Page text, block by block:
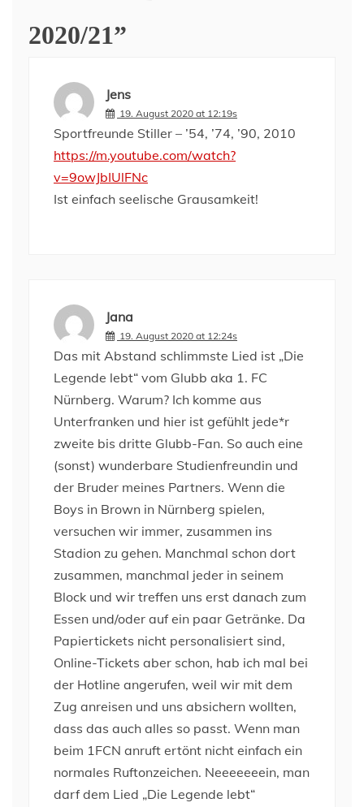
2020/21”
Jens
19. August 2020 at 12:19s
Sportfreunde Stiller – ’54, ’74, ’90, 2010
https://m.youtube.com/watch?
v=9owJbIUlFNc
Ist einfach seelische Grausamkeit!
Jana
19. August 2020 at 12:24s
Das mit Abstand schlimmste Lied ist „Die
Legende lebt“ vom Glubb aka 1. FC
Nürnberg. Warum? Ich komme aus
Unterfranken und hier ist gefühlt jede*r
zweite bis dritte Glubb-Fan. So auch eine
(sonst) wunderbare Studienfreundin und
der Bruder meines Partners. Wenn die
Boys in Brown in Nürnberg spielen,
versuchen wir immer, zusammen ins
Stadion zu gehen. Manchmal schon dort
zusammen, manchmal jeder in seinem
Block und wir treffen uns erst danach zum
Essen und/oder auf ein paar Getränke. Da
Papiertickets nicht personalisiert sind,
Online-Tickets aber schon, hab ich mal bei
der Hotline angerufen, weil wir mit dem
Zug anreisen und uns absichern wollten,
dass das auch alles so passt. Wenn man
beim 1FCN anruft ertönt nicht einfach ein
normales Ruftonzeichen. Neeeeeeein, man
darf dem Lied „Die Legende lebt“